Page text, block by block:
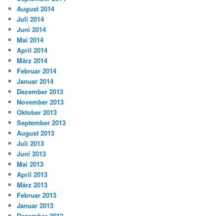
August 2014
Juli 2014
Juni 2014
Mai 2014
April 2014
März 2014
Februar 2014
Januar 2014
Dezember 2013
November 2013
Oktober 2013
September 2013
August 2013
Juli 2013
Juni 2013
Mai 2013
April 2013
März 2013
Februar 2013
Januar 2013